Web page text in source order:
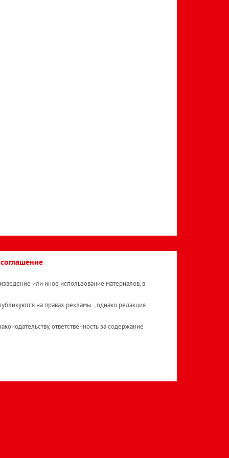
или иное использование материалов, в
на правах рекламы. , однако редакция
ответственность за содержание